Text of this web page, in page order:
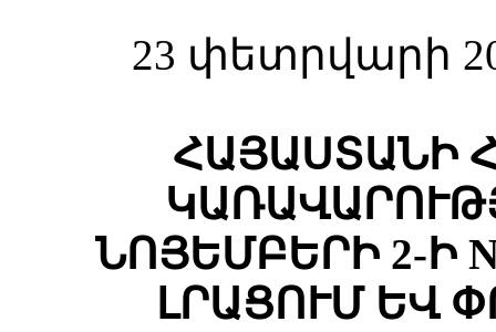
23 փետրվարի
ՀԱՅԱՍՏԱՆԻ
ՆՈՅԵՄԲԵՐԻ 2-Ի
ԼՐԱՑՈՒՄ ԵՎ